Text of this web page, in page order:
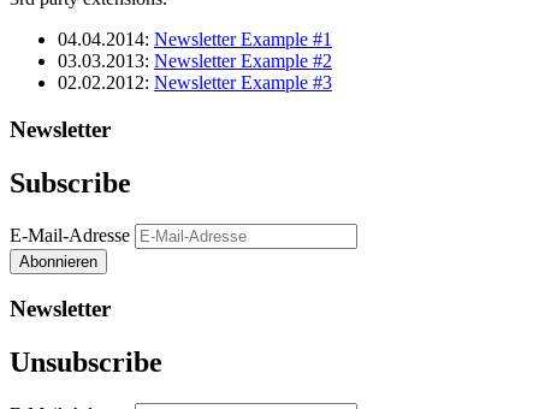
04.04.2014: Newsletter Example #1
03.03.2013: Newsletter Example #2
02.02.2012: Newsletter Example #3
Newsletter
Subscribe
E-Mail-Adresse
Abonnieren
Newsletter
Unsubscribe